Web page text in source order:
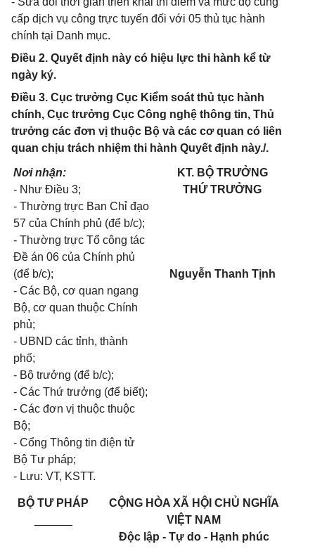
cấp dịch vụ công trực tuyến đối với 05 thủ tục hành
chính tại Danh mục.
Điều 2. Quyết định này có hiệu lực thi hành kể từ
ngày ký.
Điều 3. Cục trưởng Cục Kiểm soát thủ tục hành
chính, Cục trưởng Cục Công nghệ thông tin, Thủ
trưởng các đơn vị thuộc Bộ và các cơ quan có liên
quan chịu trách nhiệm thi hành Quyết định này./.
Nơi nhận:
- Như Điều 3;
- Thường trực Ban Chỉ đạo
57 của Chính phủ (để b/c);
- Thường trực Tổ công tác
Đề án 06 của Chính phủ
(để b/c);
- Các Bộ, cơ quan ngang
Bộ, cơ quan thuộc Chính
phủ;
- UBND các tỉnh, thành
phố;
- Bộ trưởng (để b/c);
- Các Thứ trưởng (để biết);
- Các đơn vị thuộc thuộc
Bộ;
- Cổng Thông tin điện tử
Bộ Tư pháp;
- Lưu: VT, KSTT.
KT. BỘ TRƯỞNG
THỨ TRƯỞNG
Nguyễn Thanh Tịnh
BỘ TƯ PHÁP
CỘNG HÒA XÃ HỘI CHỦ NGHĨA
VIỆT NAM
Độc lập - Tự do - Hạnh phúc